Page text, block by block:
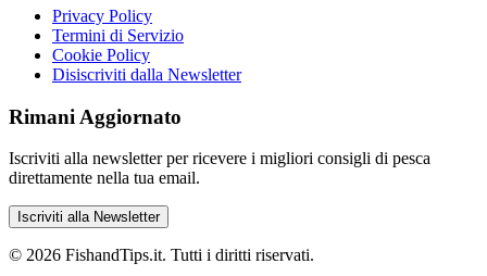
Privacy Policy
Termini di Servizio
Cookie Policy
Disiscriviti dalla Newsletter
Rimani Aggiornato
Iscriviti alla newsletter per ricevere i migliori consigli di pesca
direttamente nella tua email.
Iscriviti alla Newsletter
© 2026 FishandTips.it. Tutti i diritti riservati.